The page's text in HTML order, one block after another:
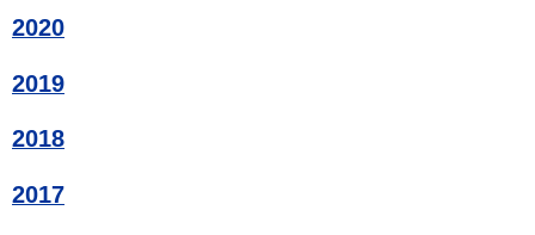
2020
2019
2018
2017